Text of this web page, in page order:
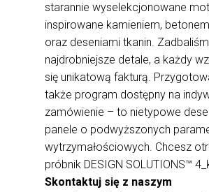
starannie wyselekcjonowane
inspirowane kamieniem,
oraz deseniami tkanin.
najdrobniejsze detale, a każdy
się unikatową fakturą.
także program dostępny na
zamówienie – to nietypowe
panele o podwyższonych
wytrzymałościowych. Chcesz
próbnik DESIGN SOLUTIONS™
Skontaktuj się z naszym